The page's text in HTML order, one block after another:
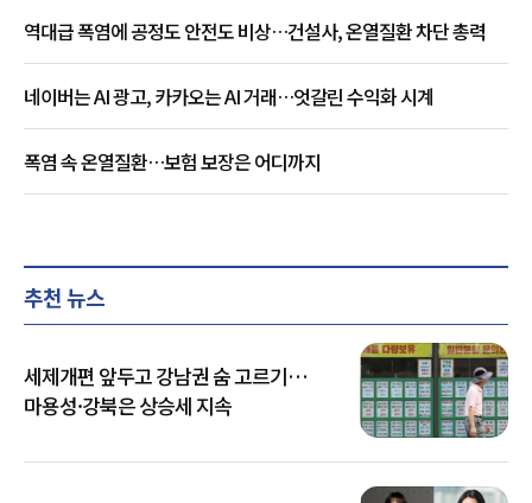
역대급 폭염에 공정도 안전도 비상…건설사, 온열질환 차단 총력
네이버는 AI 광고, 카카오는 AI 거래…엇갈린 수익화 시계
폭염 속 온열질환…보험 보장은 어디까지
추천 뉴스
세제개편 앞두고 강남권 숨 고르기…
마용성·강북은 상승세 지속